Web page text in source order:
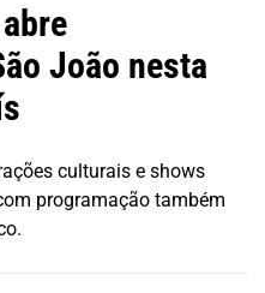
João nesta
culturais e shows
programação também